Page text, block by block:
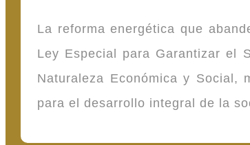
La reforma energética que
Ley Especial para Garantizar el
Naturaleza Económica y Social,
para el desarrollo integral de la